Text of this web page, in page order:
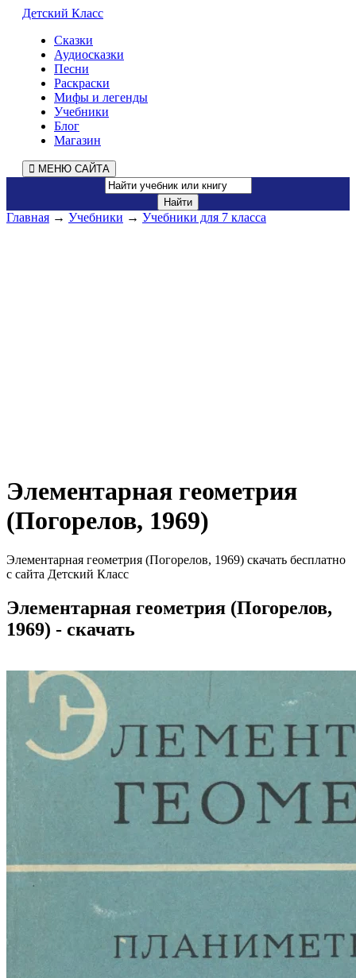
Детский Класс
Сказки
Аудиосказки
Песни
Раскраски
Мифы и легенды
Учебники
Блог
Магазин
МЕНЮ САЙТА
Главная → Учебники → Учебники для 7 класса
Элементарная геометрия
(Погорелов, 1969)
Элементарная геометрия (Погорелов, 1969) скачать бесплатно
с сайта Детский Класс
Элементарная геометрия (Погорелов,
1969) - скачать